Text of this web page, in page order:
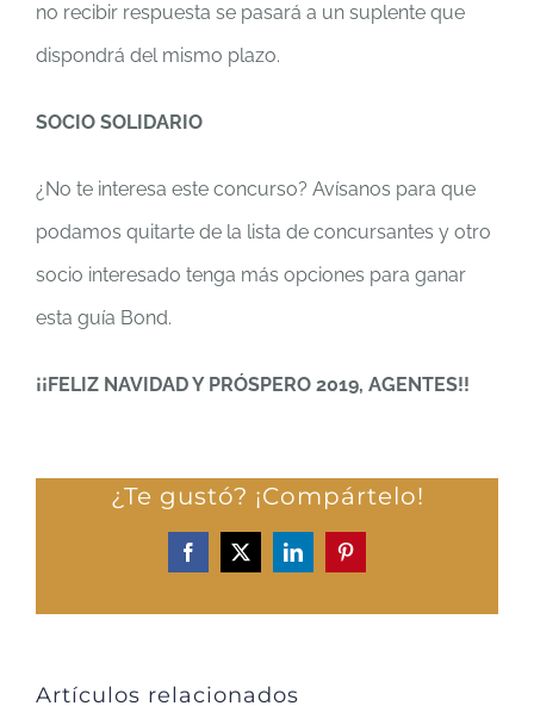
no recibir respuesta se pasará a un suplente que
dispondrá del mismo plazo.
SOCIO SOLIDARIO
¿No te interesa este concurso? Avísanos para que
podamos quitarte de la lista de concursantes y otro
socio interesado tenga más opciones para ganar
esta guía Bond.
¡¡FELIZ NAVIDAD Y PRÓSPERO 2019, AGENTES!!
¿Te gustó? ¡Compártelo!
Facebook
X LinkedInPinterest
Artículos relacionados